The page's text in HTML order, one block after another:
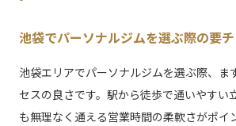
池袋でパーソナルジムを選ぶ際の要
池袋エリアでパーソナルジムを選ぶ際、ま
セスの良さです。駅から徒歩で通いやすい
も無理なく通える営業時間の柔軟さがポイ